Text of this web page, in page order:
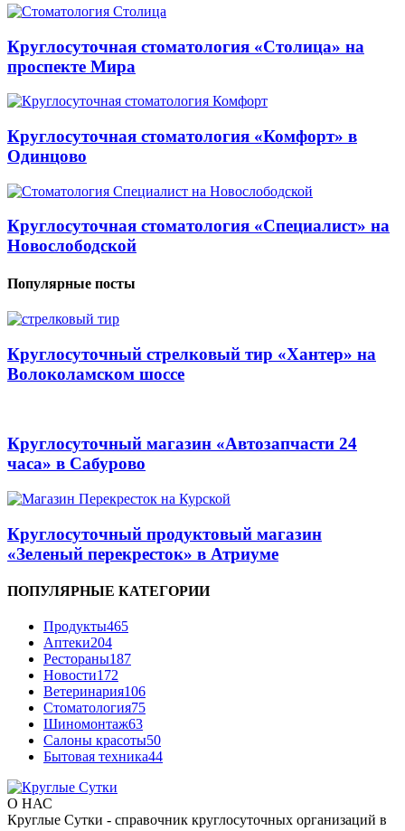
Круглосуточная стоматология «Столица» на
проспекте Мира
Круглосуточная стоматология «Комфорт» в
Одинцово
Круглосуточная стоматология «Специалист» на
Новослободской
Популярные посты
Круглосуточный стрелковый тир «Хантер» на
Волоколамском шоссе
Круглосуточный магазин «Автозапчасти 24
часа» в Сабурово
Круглосуточный продуктовый магазин
«Зеленый перекресток» в Атриуме
ПОПУЛЯРНЫЕ КАТЕГОРИИ
Продукты465
Аптеки204
Рестораны187
Новости172
Ветеринария106
Стоматология75
Шиномонтаж63
Салоны красоты50
Бытовая техника44
О НАС
Круглые Сутки - справочник круглосуточных организаций в